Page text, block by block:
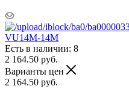
VU14M-14M
Есть в наличии: 8
2 164.50 руб.
Варианты цен
2 164.50 руб.